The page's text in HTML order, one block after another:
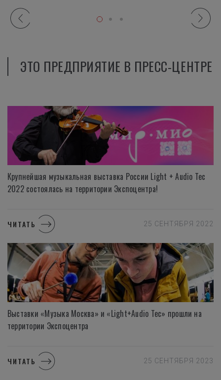
ЭТО ПРЕДПРИЯТИЕ В ПРЕСС-ЦЕНТРЕ
Крупнейшая музыкальная выставка России Light + Audio Tec
2022 состоялась на территории Экспоцентра!
ЧИТАТЬ 25 СЕНТЯБРЯ 2022
Выставки «Музыка Москва» и «Light+Audio Tec» прошли на
территории Экспоцентра
ЧИТАТЬ 25 СЕНТЯБРЯ 2023